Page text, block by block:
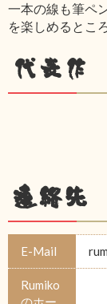
一本の線も筆ペ
を楽しめるとこ
代表作
連絡先
E-Mail
Rumiko